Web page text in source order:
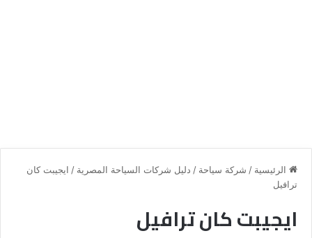
الرئيسية / شركة سياحة / دليل شركات السياحة المصرية / ايجيبت كان
ترافيل
ايجيبت كان ترافيل